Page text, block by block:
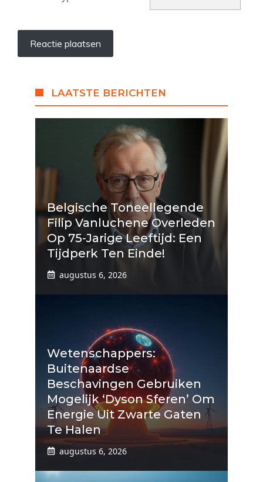
LAATSTE BERICHTEN
Belgische Toneellegende
Filip Vanluchene Overleden
Op 75-Jarige Leeftijd: Een
Tijdperk Ten Einde!
augustus 6, 2026
Wetenschappers:
Buitenaardse
Beschavingen Gebruiken
Mogelijk ‘Dyson Sferen’ Om
Energie Uit Zwarte Gaten
Te Halen
augustus 6, 2026